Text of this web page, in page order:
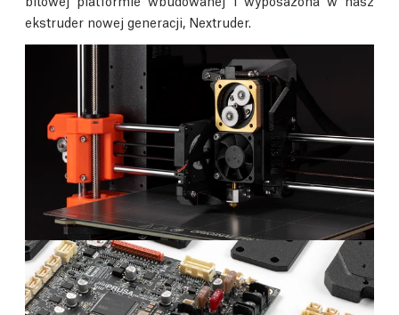
ekstruder nowej generacji, Nextruder.